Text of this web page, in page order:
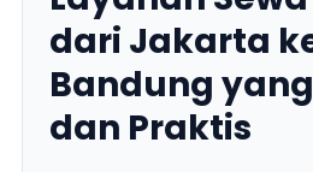
dari Jakarta
Bandung
dan Praktis